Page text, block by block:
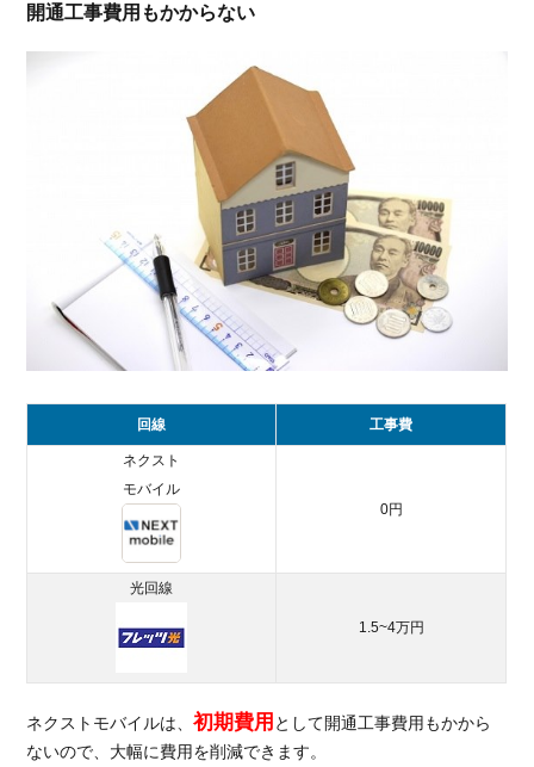
開通工事費用もかからない
回線 工事費
ネクスト
モバイル
0円
光回線
1.5~4万円
ネクストモバイルは、初期費用 として開通工事費用もかから
ないので、大幅に費用を削減できます。